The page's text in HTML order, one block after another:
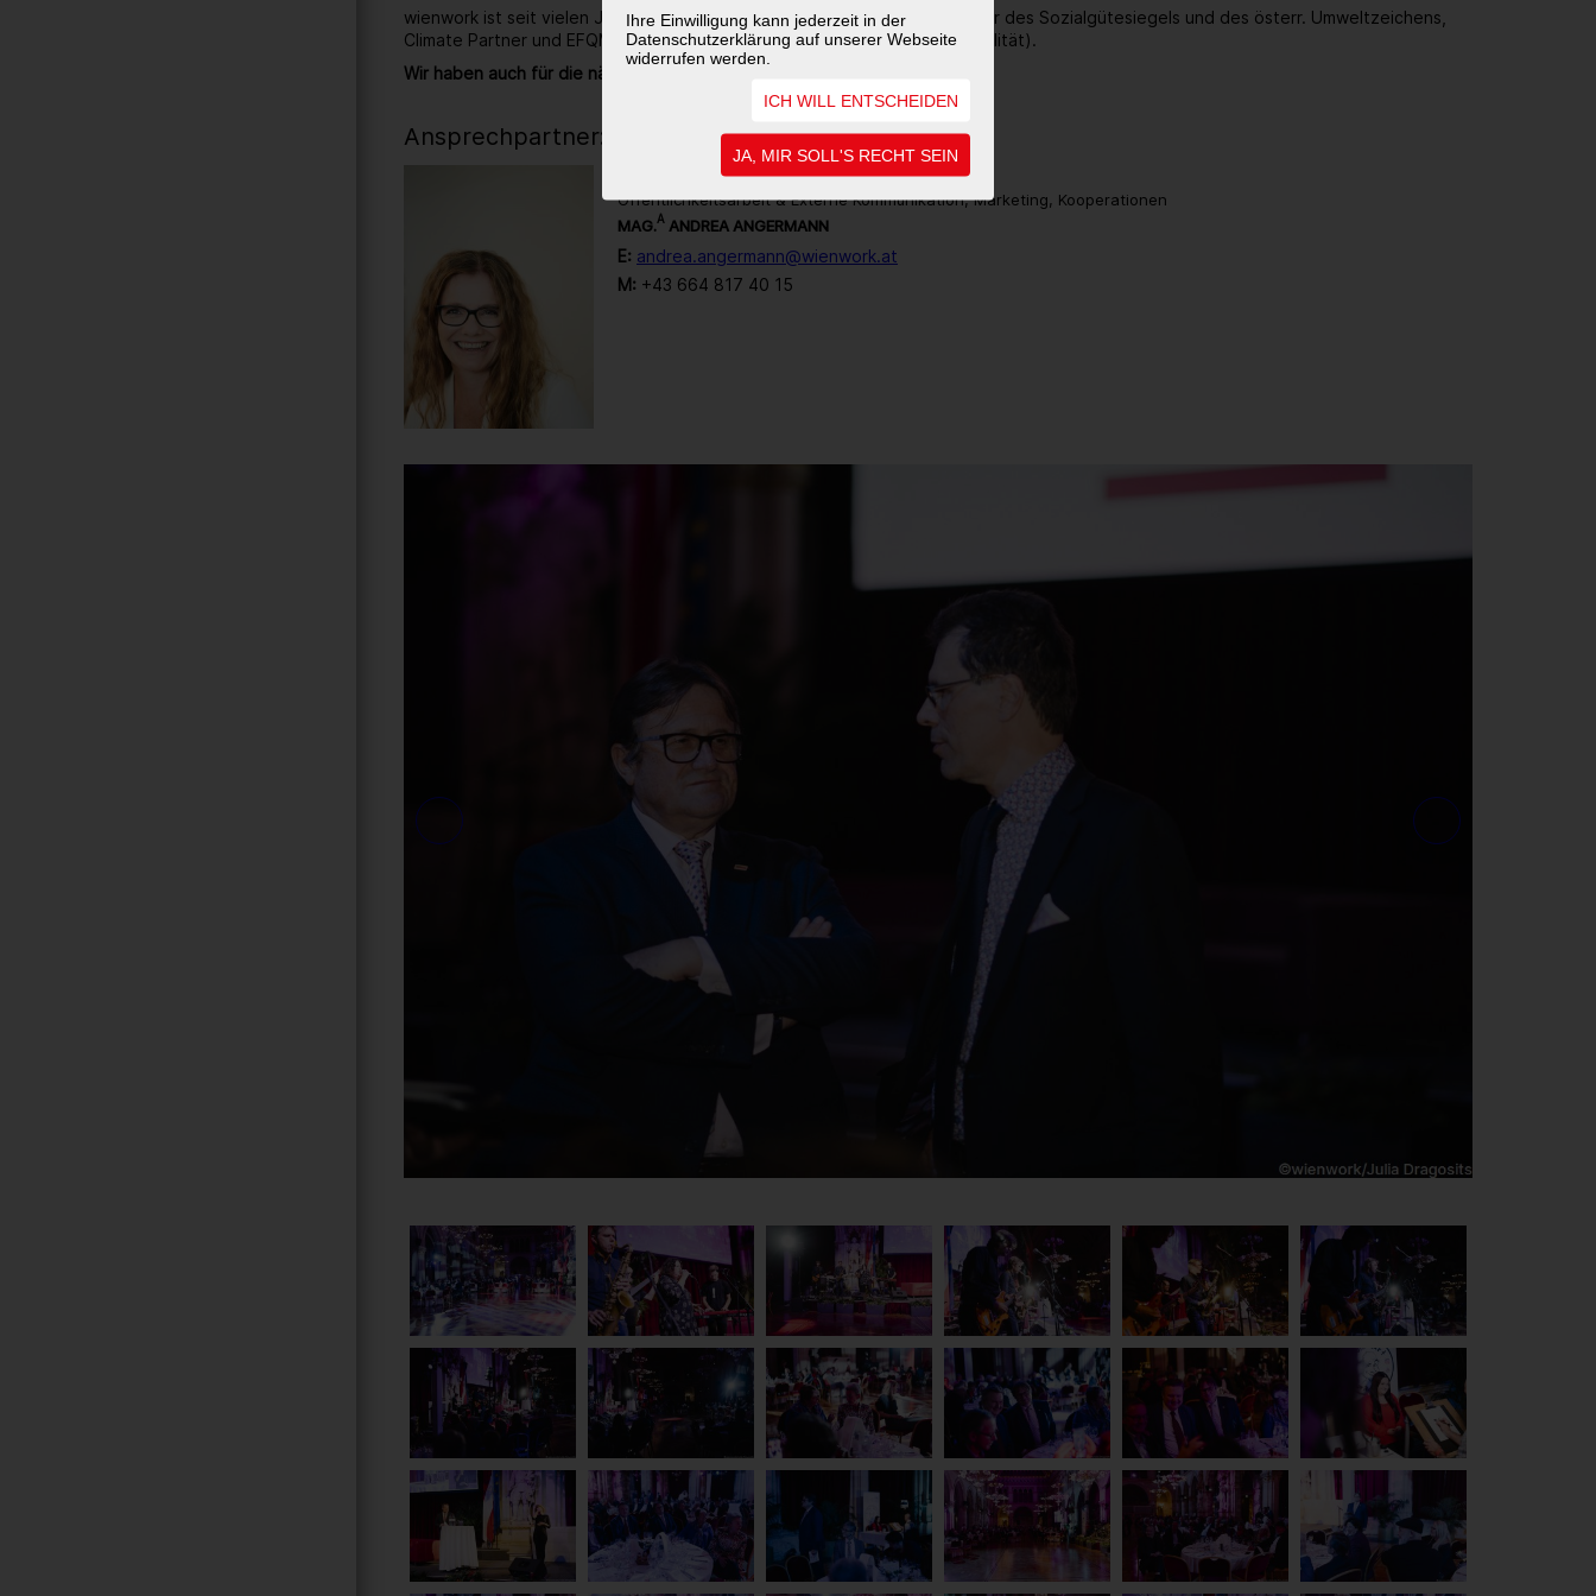
Ihre Einwilligung kann jederzeit in der
Datenschutzerklärung auf unserer Webseite
widerrufen werden.
ICH WILL ENTSCHEIDEN
JA, MIR SOLL'S RECHT SEIN
wienwork ist seit vielen Jahren ausgezeichneter Ökoprofit-Betrieb, Träger des Sozialgütesiegels und des österr. Umweltzeichens,
Climate Partner und EFQM zertifiziert (Gütezeichen für Unternehmensqualität).
Wir haben auch für die nächsten 40 Jahre noch sehr viel vor.
Ansprechpartner:in
Öffentlichkeitsarbeit & Externe Kommunikation, Marketing, Kooperationen
MAG.A ANDREA ANGERMANN
E: andrea.angermann@wienwork.at
M: +43 664 817 40 15